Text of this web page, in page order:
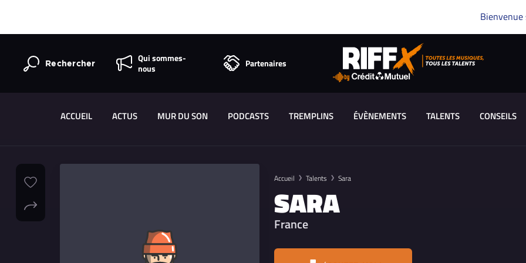
Bienvenue
Rechercher
Qui sommes-
nous
Partenaires
ACCUEIL ACTUS MUR DU SON PODCASTS TREMPLINS ÉVÈNEMENTS TALENTS CONSEILS
Accueil Talents Sara
SARA
France